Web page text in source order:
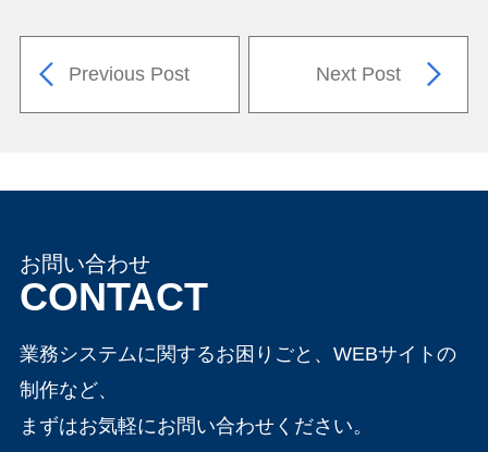
Previous Post Next Post
お問い合わせ
CONTACT
業務システムに関するお困りごと、WEBサイトの
制作など、
まずはお気軽にお問い合わせください。